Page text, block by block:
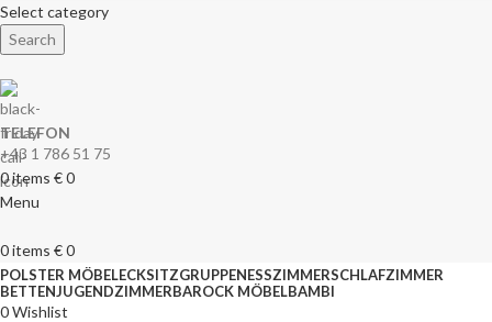
Select category
Search
TELEFON
+43 1 786 51 75
0items €0
Menu
0items €0
POLSTER MÖBELECKSITZGRUPPENESSZIMMERSCHLAFZIMMER
BETTENJUGENDZIMMERBAROCK MÖBELBAMBI
0Wishlist